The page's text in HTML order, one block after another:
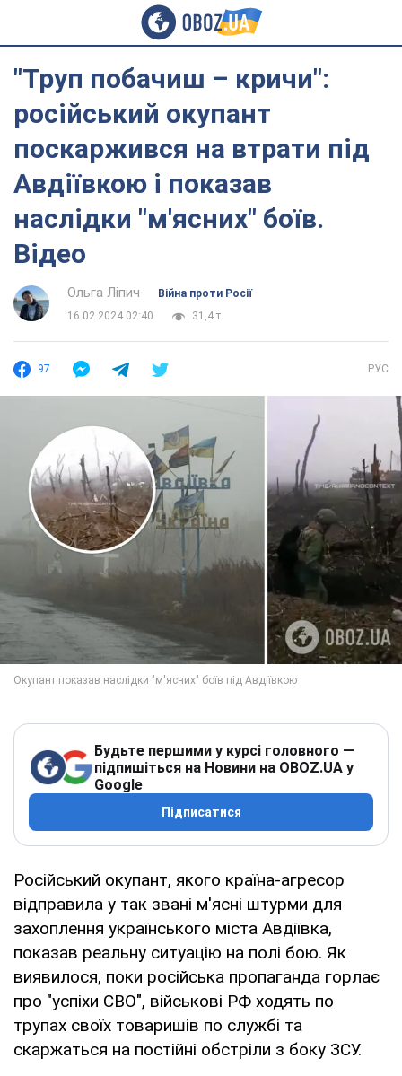
"Труп побачиш – кричи":
російський окупант
поскаржився на втрати під
Авдіївкою і показав
наслідки "м'ясних" боїв.
Відео
Ольга Ліпич
Війна проти Росії
16.02.2024 02:40
31,4 т.
97 РУС
Будьте першими у курсі головного —
підпишіться на Новини на OBOZ.UA у
Google
Підписатися
Російський окупант, якого країна-агресор
відправила у так звані м'ясні штурми для
захоплення українського міста Авдіївка,
показав реальну ситуацію на полі бою. Як
виявилося, поки російська пропаганда горлає
про "успіхи СВО", військові РФ ходять по
трупах своїх товаришів по службі та
скаржаться на постійні обстріли з боку ЗСУ.